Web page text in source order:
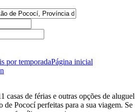
por temporadaPágina inicial
casas de férias e outras opções de aluguel
de Pococí perfeitas para a sua viagem. Se